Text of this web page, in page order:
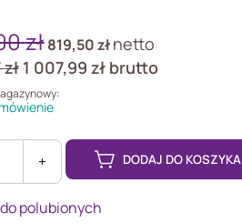
zł819,50złnetto
zł 1 007,99 zł brutto
+ DODAJ DO KOSZYKA
polubionych